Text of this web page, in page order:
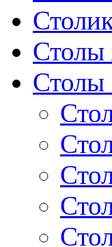
Столы
Столы